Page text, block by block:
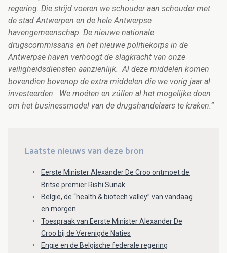
regering. Die strijd voeren we schouder aan schouder met
de stad Antwerpen en de hele Antwerpse
havengemeenschap. De nieuwe nationale
drugscommissaris en het nieuwe politiekorps in de
Antwerpse haven verhoogt de slagkracht van onze
veiligheidsdiensten aanzienlijk. Al deze middelen komen
bovendien bovenop de extra middelen die we vorig jaar al
investeerden. We moéten en zúllen al het mogelijke doen
om het businessmodel van de drugshandelaars te kraken.”
Laatste nieuws van deze bron
Eerste Minister Alexander De Croo ontmoet de
Britse premier Rishi Sunak
België, de “health & biotech valley” van vandaag
en morgen
Toespraak van Eerste Minister Alexander De
Croo bij de Verenigde Naties
Engie en de Belgische federale regering